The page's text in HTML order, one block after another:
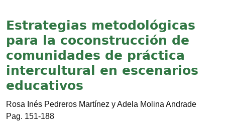
Estrategias metodológicas
para la coconstrucción de
comunidades de práctica
intercultural en escenarios
educativos
Rosa Inés Pedreros Martínez y Adela Molina Andrade
151-188